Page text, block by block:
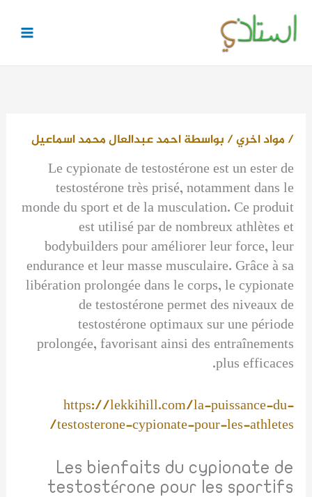
تخطي
إلى
المحتوى
/ مواد اخري/ بواسطةاحمد عبدالعال محمد اسماعيل
Le cypionate de testostérone est un ester de
testostérone très prisé, notamment dans le
monde du sport et de la musculation. Ce produit
est utilisé par de nombreux athlètes et
bodybuilders pour améliorer leur force, leur
endurance et leur masse musculaire. Grâce à sa
libération prolongée dans le corps, le cypionate
de testostérone permet des niveaux de
testostérone optimaux sur une période
prolongée, favorisant ainsi des entraînements
plus efficaces.
https://lekkihill.com/la-puissance-du-
testosterone-cypionate-pour-les-athletes/
Les bienfaits du cypionate de
testostérone pour les sportifs